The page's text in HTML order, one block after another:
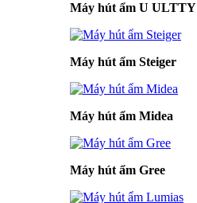
Máy hút ẩm U ULTTY
Máy hút ẩm Steiger
Máy hút ẩm Midea
Máy hút ẩm Gree